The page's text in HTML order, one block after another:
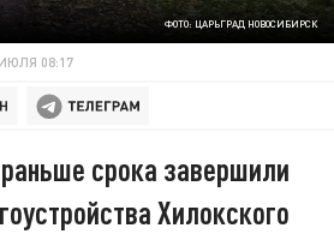
ФОТО: ЦАРЬГРАД НОВОСИБИРСК
08:17
срока завершили
Хилокского